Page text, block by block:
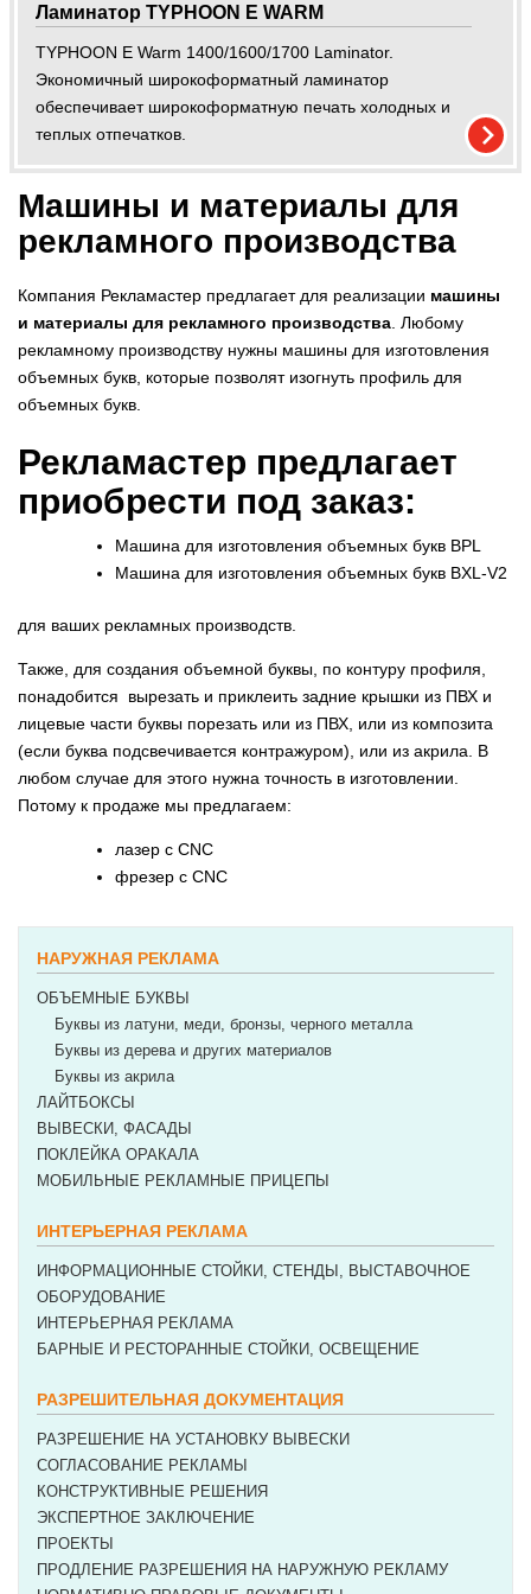
Ламинатор TYPHOON E WARM
TYPHOON E Warm 1400/1600/1700 Laminator.
Экономичный широкоформатный ламинатор
обеспечивает широкоформатную печать холодных и
теплых отпечатков.
Машины и материалы для
рекламного производства
Компания Рекламастер предлагает для реализации машины
и материалы для рекламного производства . Любому
рекламному производству нужны машины для изготовления
объемных букв, которые позволят изогнуть профиль для
объемных букв.
Рекламастер предлагает
приобрести под заказ:
Машина для изготовления объемных букв BPL
Машина для изготовления объемных букв BXL-V2
для ваших рекламных производств.
Также, для создания объемной буквы, по контуру профиля,
понадобится вырезать и приклеить задние крышки из ПВХ и
лицевые части буквы порезать или из ПВХ, или из композита
(если буква подсвечивается контражуром), или из акрила. В
любом случае для этого нужна точность в изготовлении.
Потому к продаже мы предлагаем:
лазер c CNC
фрезер c CNC
НАРУЖНАЯ РЕКЛАМА
ОБЪЕМНЫЕ БУКВЫ
Буквы из латуни, меди, бронзы, черного металла
Буквы из дерева и других материалов
Буквы из акрила
ЛАЙТБОКСЫ
ВЫВЕСКИ, ФАСАДЫ
ПОКЛЕЙКА ОРАКАЛА
МОБИЛЬНЫЕ РЕКЛАМНЫЕ ПРИЦЕПЫ
ИНТЕРЬЕРНАЯ РЕКЛАМА
ИНФОРМАЦИОННЫЕ СТОЙКИ, СТЕНДЫ, ВЫСТАВОЧНОЕ
ОБОРУДОВАНИЕ
ИНТЕРЬЕРНАЯ РЕКЛАМА
БАРНЫЕ И РЕСТОРАННЫЕ СТОЙКИ, ОСВЕЩЕНИЕ
РАЗРЕШИТЕЛЬНАЯ ДОКУМЕНТАЦИЯ
РАЗРЕШЕНИЕ НА УСТАНОВКУ ВЫВЕСКИ
СОГЛАСОВАНИЕ РЕКЛАМЫ
КОНСТРУКТИВНЫЕ РЕШЕНИЯ
ЭКСПЕРТНОЕ ЗАКЛЮЧЕНИЕ
ПРОЕКТЫ
ПРОДЛЕНИЕ РАЗРЕШЕНИЯ НА НАРУЖНУЮ РЕКЛАМУ